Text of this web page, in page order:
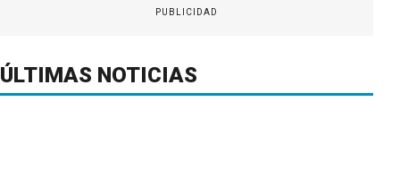
PUBLICIDAD
ÚLTIMAS NOTICIAS